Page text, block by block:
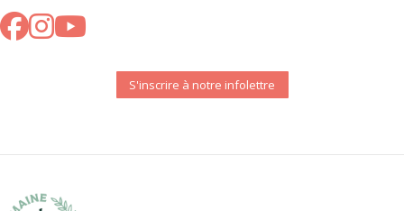
S'inscrire à notre infolettre